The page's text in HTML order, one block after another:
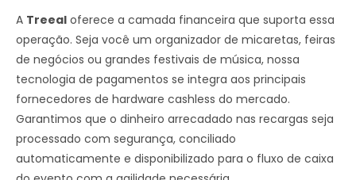
A Treeal oferece a camada financeira que suporta essa
operação. Seja você um organizador de micaretas, feiras
de negócios ou grandes festivais de música, nossa
tecnologia de pagamentos se integra aos principais
fornecedores de hardware cashless do mercado.
Garantimos que o dinheiro arrecadado nas recargas seja
processado com segurança, conciliado
automaticamente e disponibilizado para o fluxo de caixa